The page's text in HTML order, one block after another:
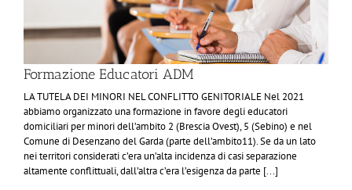
Formazione Educatori ADM
LA TUTELA DEI MINORI NEL CONFLITTO GENITORIALE Nel 2021
abbiamo organizzato una formazione in favore degli educatori
domiciliari per minori dell’ambito 2 (Brescia Ovest), 5 (Sebino) e nel
Comune di Desenzano del Garda (parte dell’ambito11). Se da un lato
nei territori considerati c’era un’alta incidenza di casi separazione
altamente conflittuali, dall’altra c’era l’esigenza da parte [...]